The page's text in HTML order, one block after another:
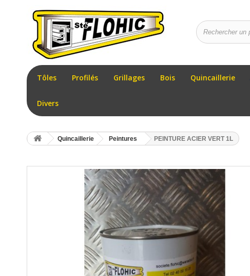
Tôles Profilés Grillages Bois Quincaillerie
Divers
Quincaillerie Peintures PEINTURE ACIER VERT 1L